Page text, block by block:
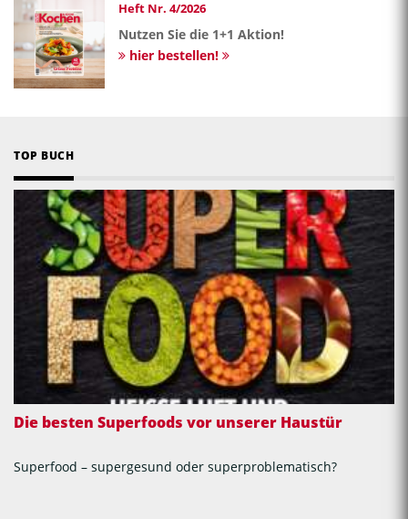
Heft Nr. 4/2026
Nutzen Sie die 1+1 Aktion!
hier bestellen!
TOP BUCH
Die besten Superfoods vor unserer Haustür
Superfood – supergesund oder superproblematisch?